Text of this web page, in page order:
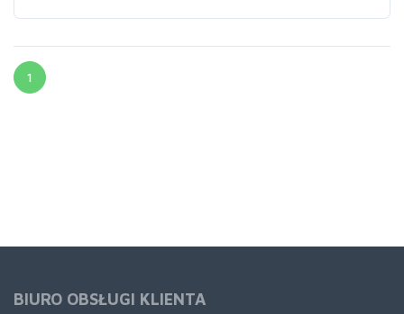
1
BIURO OBSŁUGI KLIENTA